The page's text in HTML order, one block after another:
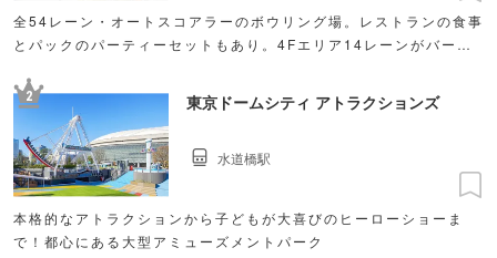
全54レーン・オートスコアラーのボウリング場。レストランの食事
とパックのパーティーセットもあり。4Fエリア14レーンがバーカ
ウリングを楽しめます。
2 東京ドームシティ アトラクションズ
本格的なアトラクションから子どもが大喜びのヒーローショーま
で！都心にある大型アミューズメントパーク
水道橋駅